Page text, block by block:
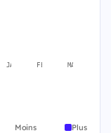
JANV. FÉVR. MARS
Moins Plus